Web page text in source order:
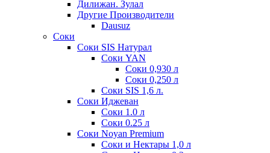
Дилижан. Зулал
Другие Производители
Dausuz
Соки
Соки SIS Натурал
Соки YAN
Соки 0,930 л
Соки 0,250 л
Соки SIS 1,6 л.
Соки Иджеван
Соки 1.0 л
Соки 0.25 л
Соки Noyan Premium
Соки и Нектары 1,0 л